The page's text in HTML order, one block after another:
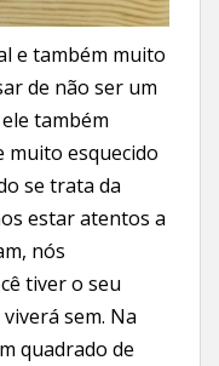
e também muito
de não ser um
também
muito esquecido
se trata da
estar atentos a
nós
tiver o seu
sem. Na
quadrado de